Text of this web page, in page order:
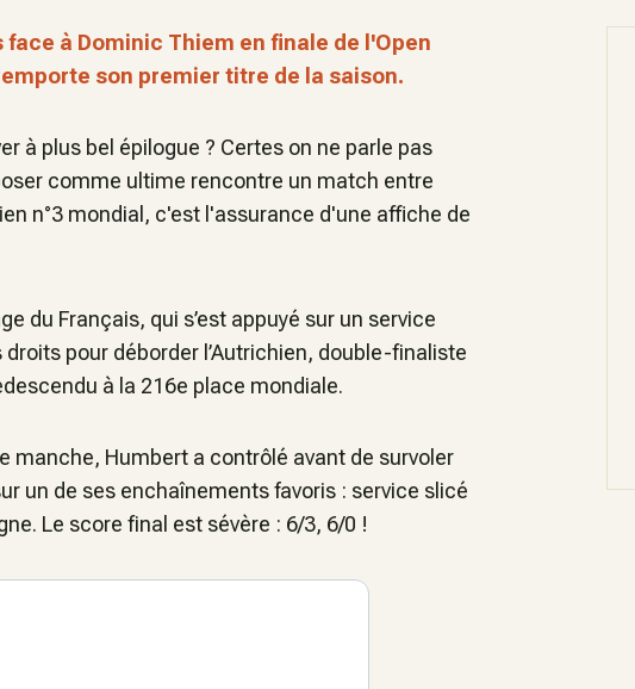
à Dominic Thiem en finale de l'Open
son premier titre de la saison.
à plus bel épilogue ? Certes on ne parle pas
comme ultime rencontre un match entre
n°3 mondial, c'est l'assurance d'une affiche de
du Français, qui s’est appuyé sur un service
pour déborder l’Autrichien, double-finaliste
à la 216e place mondiale.
manche, Humbert a contrôlé avant de survoler
un de ses enchaînements favoris : service slicé
Le score final est sévère : 6/3, 6/0 !